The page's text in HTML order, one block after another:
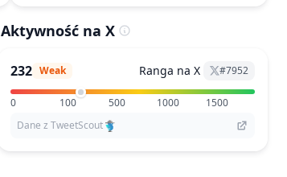
Aktywność na X
232 Weak Ranga na X #7952
0 100 500 1000
1500
Dane z TweetScout